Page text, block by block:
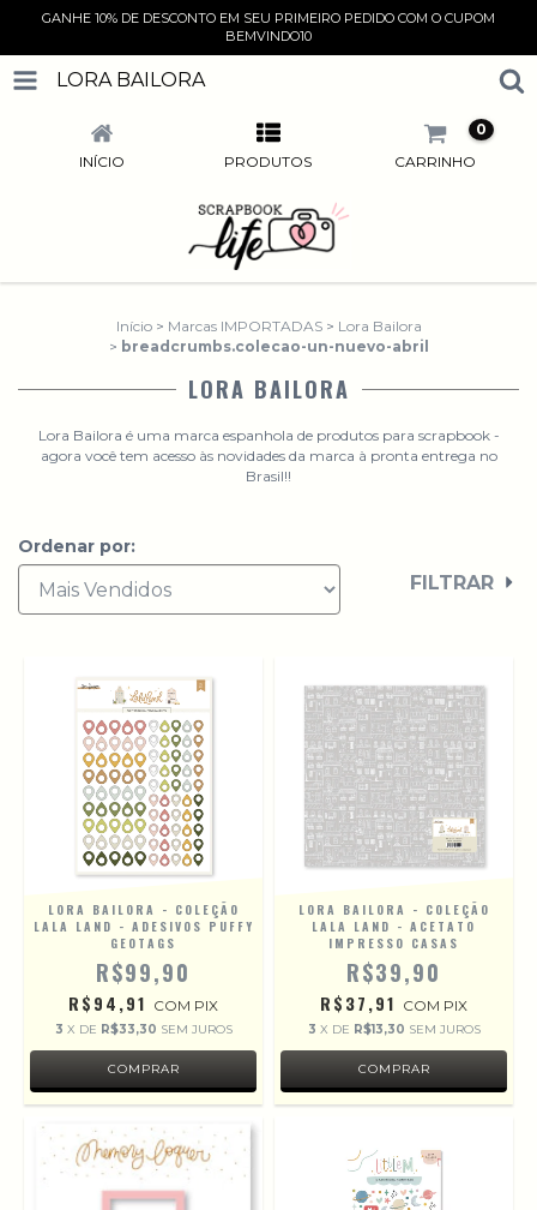
GANHE 10% DE DESCONTO EM SEU PRIMEIRO PEDIDO COM O CUPOM
BEMVINDO10
LORA BAILORA
INÍCIO PRODUTOS CARRINHO
0
Início > Marcas IMPORTADAS > Lora Bailora
> breadcrumbs.colecao-un-nuevo-abril
LORA BAILORA
Lora Bailora é uma marca espanhola de produtos para scrapbook -
agora você tem acesso às novidades da marca à pronta entrega no
Brasil!!
Ordenar por:
FILTRAR
LORA BAILORA - COLEÇÃO
LALA LAND - ADESIVOS PUFFY
GEOTAGS
R$99,90
R$94,91 COM PIX
3 X DE R$33,30 SEM JUROS
LORA BAILORA - COLEÇÃO
LALA LAND - ACETATO
IMPRESSO CASAS
R$39,90
R$37,91 COM PIX
3 X DE R$13,30 SEM JUROS